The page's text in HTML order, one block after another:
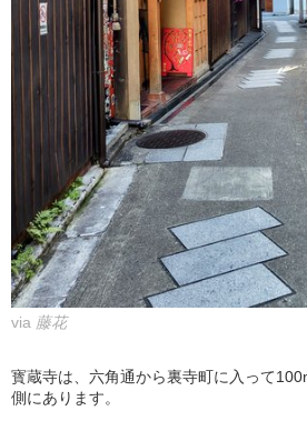
via 藤花
寳蔵寺は、六角通から裏寺町に入って
側にあります。